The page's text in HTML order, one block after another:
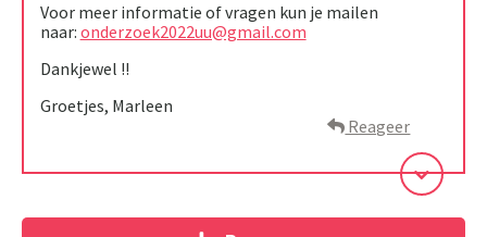
Reageer
Voor meer informatie of vragen kun je mailen
naar: onderzoek2022uu@gmail.com
Dankjewel !!
Groetjes, Marleen